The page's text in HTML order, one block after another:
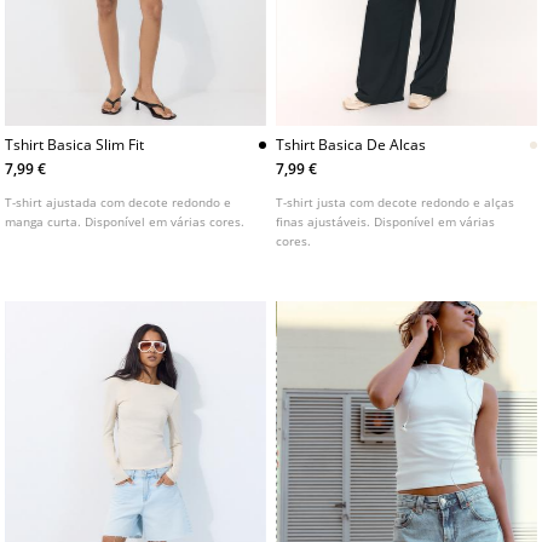
Tshirt Basica Slim Fit
7,99 €
T-shirt ajustada com decote redondo e
manga curta. Disponível em várias cores.
Tshirt Basica De Alcas
7,99 €
T-shirt justa com decote redondo e alças
finas ajustáveis. Disponível em várias
cores.